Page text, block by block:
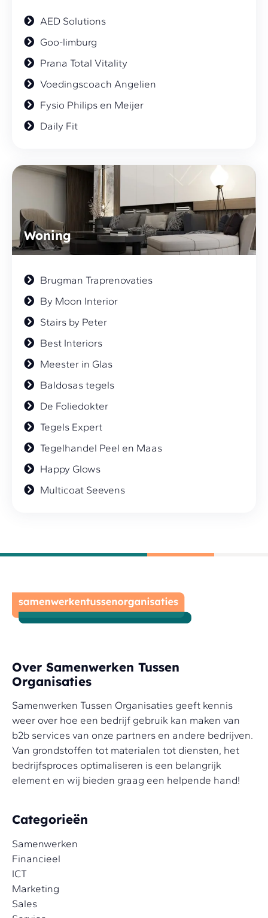
AED Solutions
Goo-limburg
Prana Total Vitality
Voedingscoach Angelien
Fysio Philips en Meijer
Daily Fit
Woning
Brugman Traprenovaties
By Moon Interior
Stairs by Peter
Best Interiors
Meester in Glas
Baldosas tegels
De Foliedokter
Tegels Expert
Tegelhandel Peel en Maas
Happy Glows
Multicoat Seevens
Over Samenwerken Tussen
Organisaties
Samenwerken Tussen Organisaties geeft kennis
weer over hoe een bedrijf gebruik kan maken van
b2b services van onze partners en andere bedrijven.
Van grondstoffen tot materialen tot diensten, het
bedrijfsproces optimaliseren is een belangrijk
element en wij bieden graag een helpende hand!
Categorieën
Samenwerken
Financieel
ICT
Marketing
Sales